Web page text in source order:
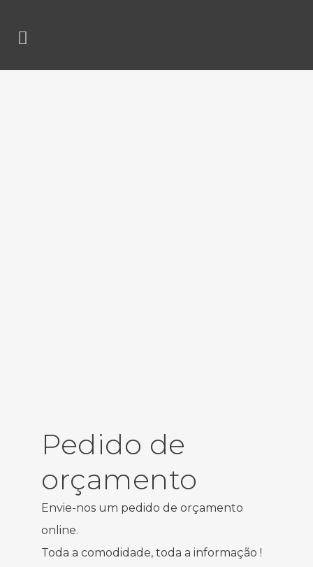
Pedido de
orçamento
Envie-nos um pedido de orçamento
online.
Toda a comodidade, toda a informação !